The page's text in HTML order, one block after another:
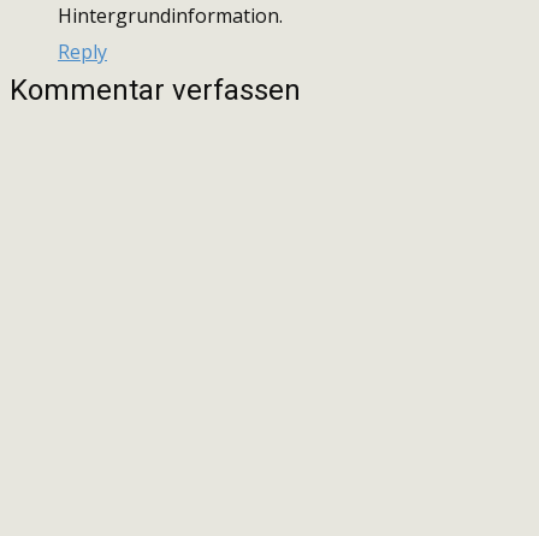
Hintergrundinformation.
Reply
Kommentar verfassen